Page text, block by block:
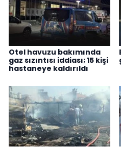
Otel havuzu bakımında
gaz sızıntısı iddiası; 15 kişi
hastaneye kaldırıldı